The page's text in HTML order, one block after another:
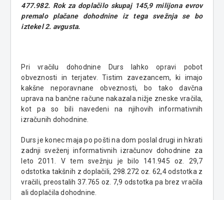
477.982. Rok za doplačilo skupaj 145,9 milijona evrov
premalo plačane dohodnine iz tega svežnja se bo
iztekel 2. avgusta.
Pri vračilu dohodnine Durs lahko opravi pobot
obveznosti in terjatev. Tistim zavezancem, ki imajo
kakšne neporavnane obveznosti, bo tako davčna
uprava na bančne račune nakazala nižje zneske vračila,
kot pa so bili navedeni na njihovih informativnih
izračunih dohodnine.
Durs je konec maja po pošti na dom poslal drugi in hkrati
zadnji sveženj informativnih izračunov dohodnine za
leto 2011. V tem svežnju je bilo 141.945 oz. 29,7
odstotka takšnih z doplačili, 298.272 oz. 62,4 odstotka z
vračili, preostalih 37.765 oz. 7,9 odstotka pa brez vračila
ali doplačila dohodnine.